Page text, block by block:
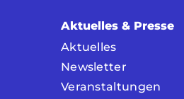
Aktuelles & Presse
Aktuelles
Newsletter
Veranstaltungen